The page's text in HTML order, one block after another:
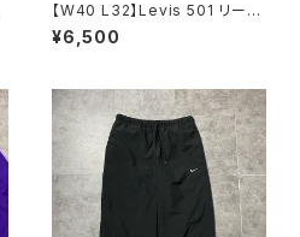
【W40 L32】Levis 501 リーバ
イス ボタンフライ ストレー
ト ブラックデニム ジーンズ
¥6,500